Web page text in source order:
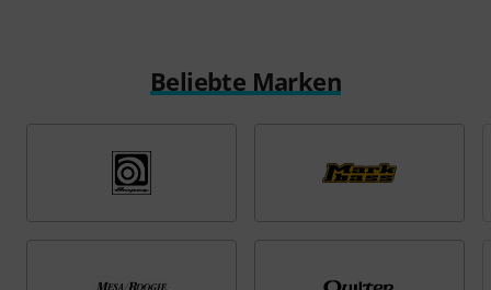
Beliebte Marken